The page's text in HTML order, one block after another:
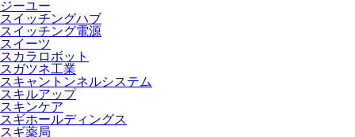
ジーユー
スイッチングハブ
スイッチング電源
スイーツ
スカラロボット
スガツネ工業
スキャントンネルシステム
スキルアップ
スキンケア
スギホールディングス
スギ薬局